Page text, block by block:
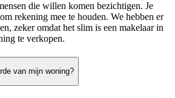
die willen komen bezichtigen. Je
rekening mee te houden. We hebben er
zeker omdat het slim is een makelaar in
te verkopen.
van mijn woning?